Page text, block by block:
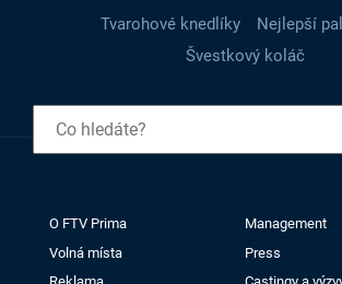
Tvarohové knedlíky
Nejlepší
Švestkový koláč
O FTV Prima
Management
Volná místa
Press